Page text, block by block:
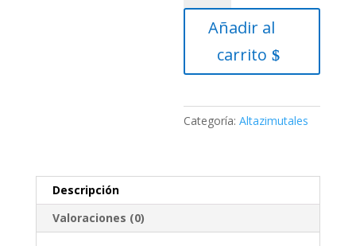
Vixen
Mobile
cantidad
Añadir al
carrito
Categoría:Altazimutales
Descripción
Valoraciones (0)